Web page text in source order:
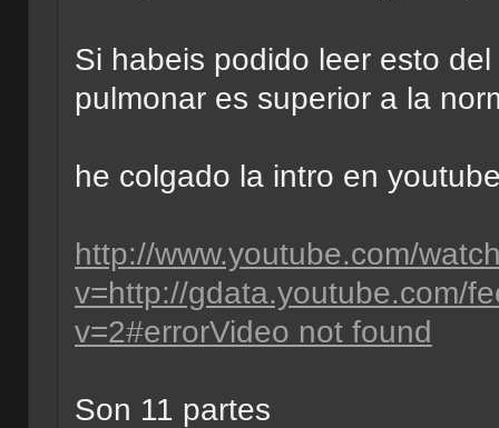
Si habeis podido leer esto
pulmonar es superior a la
he colgado la intro en
http://www.youtube.com/
v=http://gdata.youtube.com/
v=2#errorVideo not found
Son 11 partes